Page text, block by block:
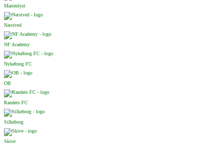
Marienlyst
Næstved
NF Academy
Nykøbing FC
OB
Randers FC
Silkeborg
Skive